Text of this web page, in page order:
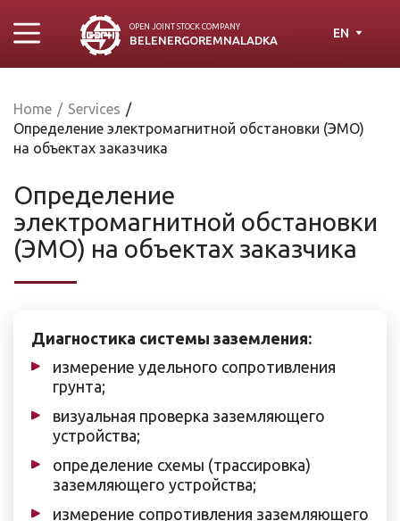
OPEN JOINT STOСK COMPANY
BELENERGOREMNALADKA EN
Home / Services /
Определение электромагнитной обстановки (ЭМО)
на объектах заказчика
Определение
электромагнитной обстановки
(ЭМО) на объектах заказчика
Диагностика системы заземления:
измерение удельного сопротивления
грунта;
визуальная проверка заземляющего
устройства;
определение схемы (трассировка)
заземляющего устройства;
измерение сопротивления заземляющего